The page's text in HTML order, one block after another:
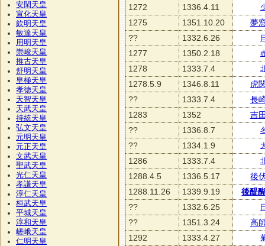
1272 1336.4.11
1275 1351.10.20
夢
??
1332.6.26
1277 1350.2.18
1278 1333.7.4
1278.5.9 1346.8.11
虎
??
1333.7.4
長
1283
1352
吉
??
1336.8.7
?? 1334.1.9
1286 1333.7.4
1288.4.5 1336.5.17
後
1288.11.26
1339.9.19
後醍
??
1332.6.25
?? 1351.3.24
高
1292
1333.4.27
安閑天皇
宣化天皇
欽明天皇
敏達天皇
用明天皇
崇峻天皇
推古天皇
舒明天皇
皇極天皇
孝徳天皇
天智天皇
天武天皇
持統天皇
弘文天皇
元明天皇
元正天皇
文武天皇
聖武天皇
光仁天皇
孝謙天皇
淳仁天皇
桓武天皇
平城天皇
淳和天皇
嵯峨天皇
仁明天皇